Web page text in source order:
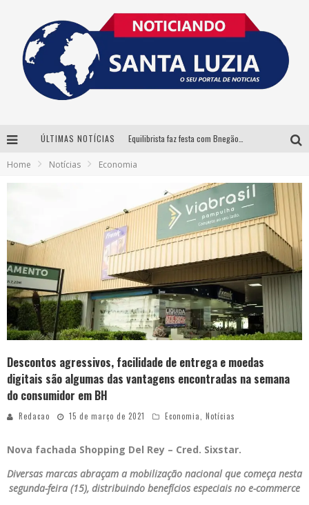
ÚLTIMAS NOTÍCIAS
Santa Luzia encerra Semana de Conscientização do Autismo com atividades abertas ao público
“Cê Tá Doido Festival” confirma o Mineirão como palco da festa
Home Notícias Economia
Descontos agressivos, facilidade de entrega e moedas
digitais são algumas das vantagens encontradas na semana
do consumidor em BH
Redacao 15 de março de 2021 Economia, Notícias
Nova fachada Shopping Del Rey – Cred. Sixstar.
Diversas marcas abraçam a mobilização nacional que começa nesta
segunda-feira (15), distribuindo benefícios especiais no e-commerce